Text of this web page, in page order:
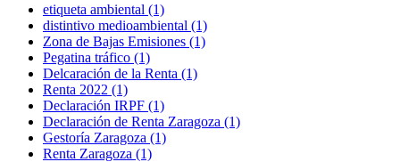
etiqueta ambiental (1)
distintivo medioambiental (1)
Zona de Bajas Emisiones (1)
Pegatina tráfico (1)
Delcaración de la Renta (1)
Renta 2022 (1)
Declaración IRPF (1)
Declaración de Renta Zaragoza (1)
Gestoría Zaragoza (1)
Renta Zaragoza (1)